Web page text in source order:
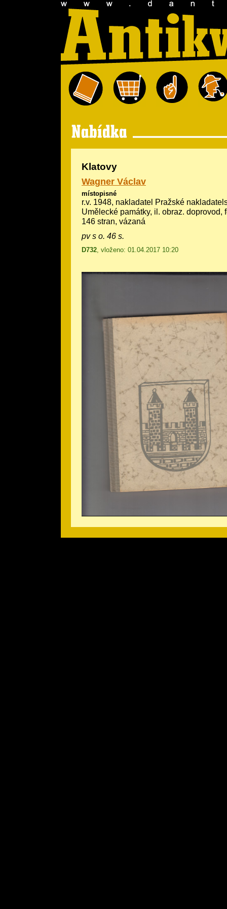
Klatovy
Wagner Václav
místopisné
r.v. 1948, nakladatel Pražské
Umělecké památky, il. obraz. doprovod,
146 stran, vázaná
pv s o. 46 s.
D732, vloženo: 01.04.2017 10:20